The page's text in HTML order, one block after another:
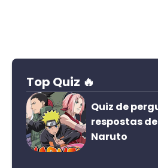
Top Quiz 🔥
Quiz de
respostas de
Naruto